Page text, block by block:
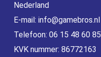
Nederland
E-mail: info@gamebros.nl
Telefoon: 06 15 48 60 85
KVK nummer: 86772163